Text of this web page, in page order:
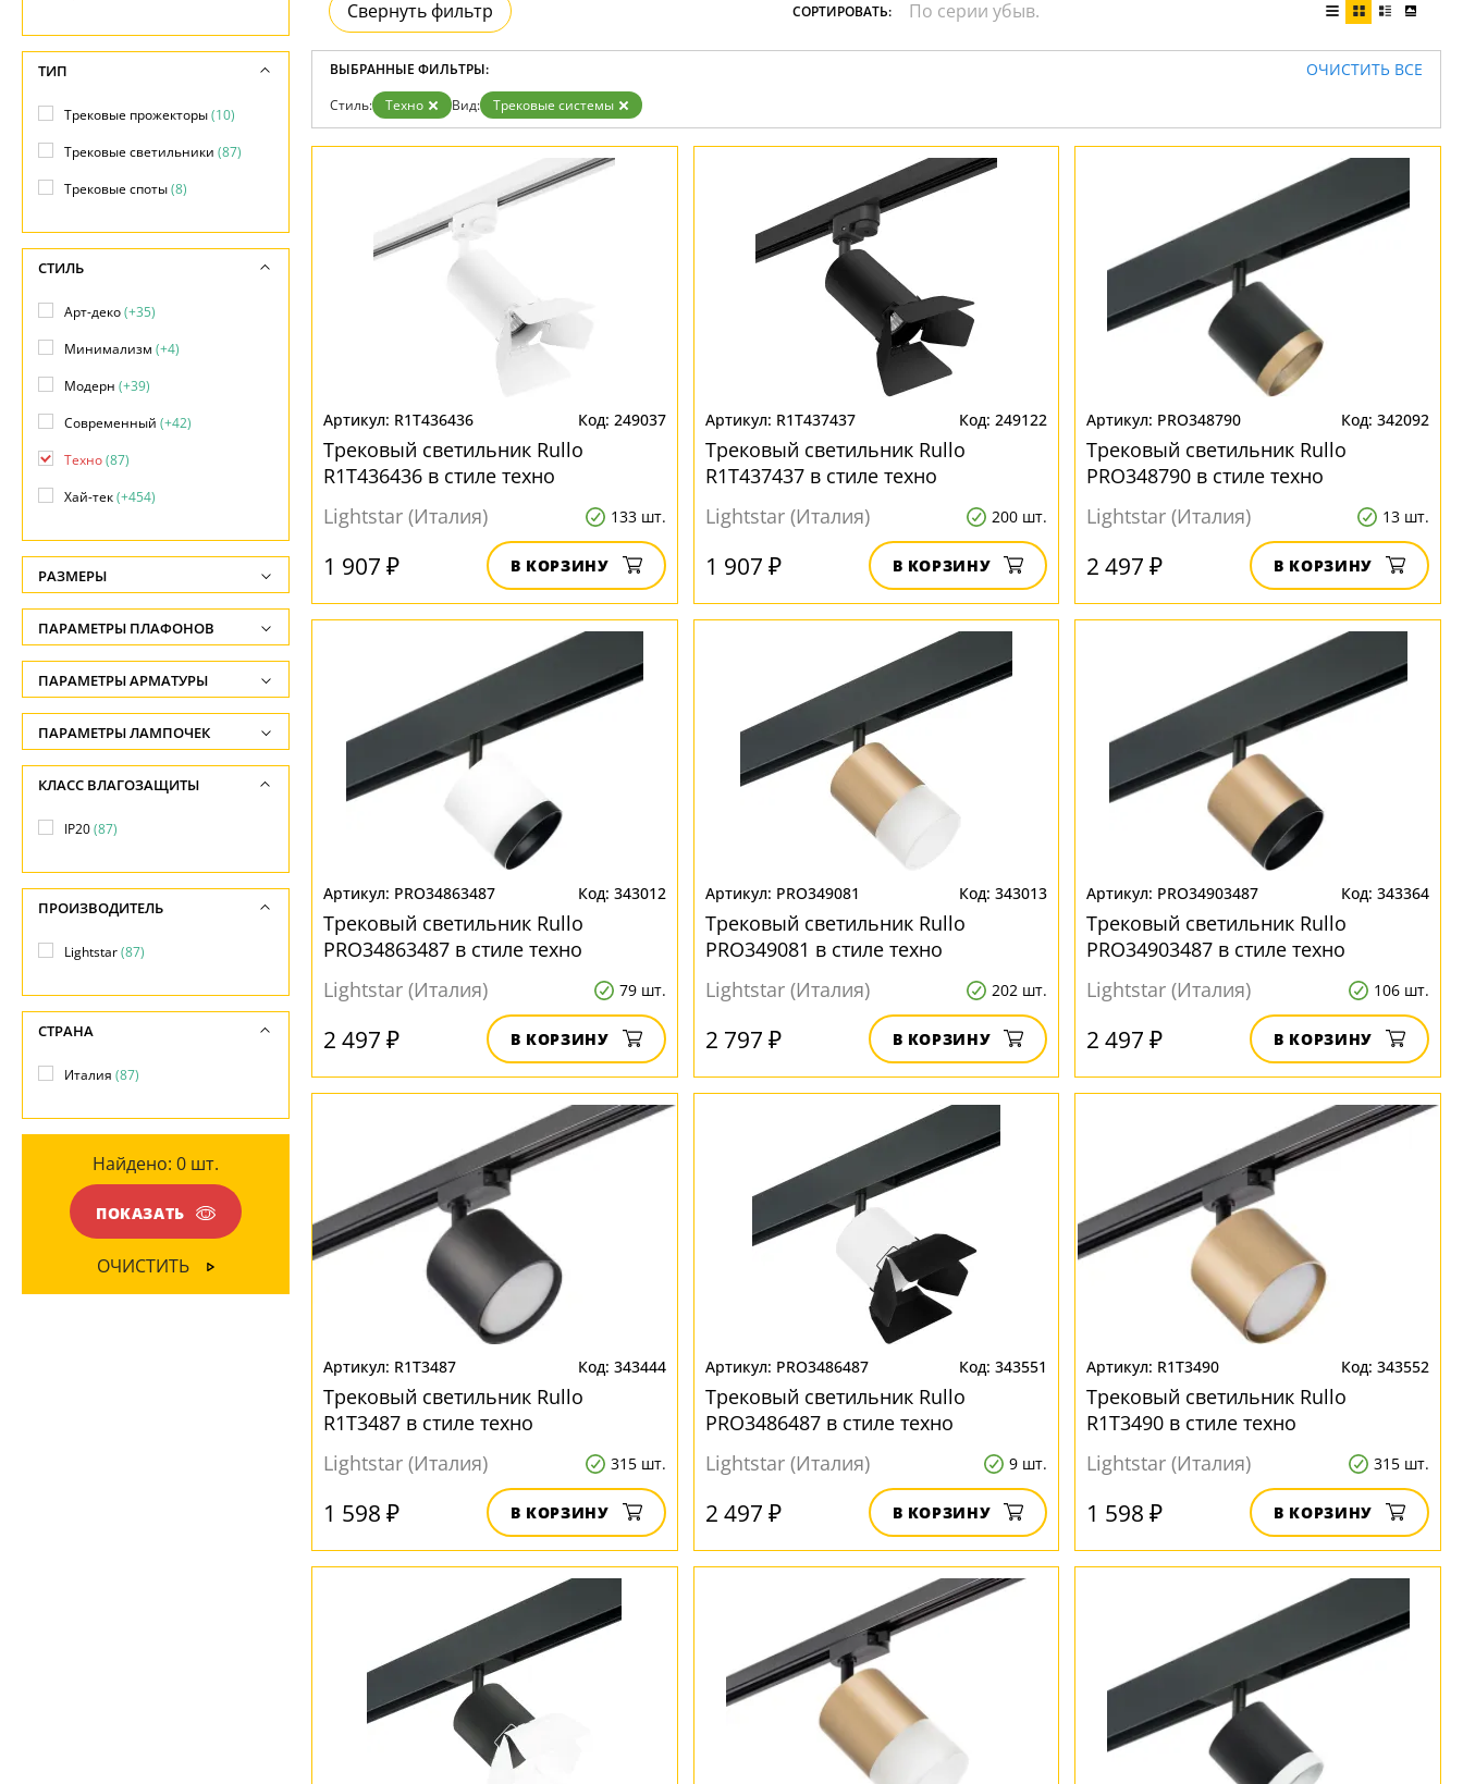
Гарантия
Возврат
Отзывы
Установка
Дизайнерам
Бренды
Контакты
Черные
Свернуть фильтр СОРТИРОВАТЬ:
ВЫБРАННЫЕ ФИЛЬТРЫ: ОЧИСТИТЬ ВСЕ
Стиль: Техно Вид: Трековые системы
R1T436436 249037
Трековый светильник Rullo
R1T436436 в стиле техно
Lightstar (Италия)
133 шт.
1 907 ₽ В КОРЗИНУ
R1T437437 249122
Трековый светильник Rullo
R1T437437 в стиле техно
Lightstar (Италия)
200 шт.
1 907 ₽ В КОРЗИНУ
PRO348790 342092
Трековый светильник Rullo
PRO348790 в стиле техно
Lightstar (Италия)
13 шт.
2 497 ₽ В КОРЗИНУ
PRO34863487 343012
Трековый светильник Rullo
PRO34863487 в стиле техно
Lightstar (Италия)
79 шт.
2 497 ₽ В КОРЗИНУ
PRO349081 343013
Трековый светильник Rullo
PRO349081 в стиле техно
Lightstar (Италия)
202 шт.
2 797 ₽ В КОРЗИНУ
PRO34903487 343364
Трековый светильник Rullo
PRO34903487 в стиле техно
Lightstar (Италия)
106 шт.
2 497 ₽ В КОРЗИНУ
R1T3487 343444
Трековый светильник Rullo
R1T3487 в стиле техно
Lightstar (Италия)
315 шт.
1 598 ₽ В КОРЗИНУ
PRO3486487 343551
Трековый светильник Rullo
PRO3486487 в стиле техно
Lightstar (Италия)
9 шт.
2 497 ₽ В КОРЗИНУ
R1T3490 343552
Трековый светильник Rullo
R1T3490 в стиле техно
Lightstar (Италия)
315 шт.
1 598 ₽ В КОРЗИНУ
ТИП
Трековые прожекторы(10)
Трековые светильники (87)
Трековые споты(8)
СТИЛЬ
Арт-деко(+35)
Минимализм (+4)
Модерн (+39)
Современный (+42)
Техно(87)
Хай-тек(+454)
РАЗМЕРЫ
Высота, см
-
Ширина, см
-
Диаметр, см
-
Длина, см
ПАРАМЕТРЫ ПЛАФОНОВ
ФОРМА ПЛАФОНА
Параллелепипед(1)
Полушар(8)
Прямоугольник(8)
Цилиндр
НАПРАВЛЕНИЕ
Вниз(81)
МАТЕРИАЛ
(18)
ЦВЕТ ПЛАФОНОВ
ПАРАМЕТРЫ АРМАТУРЫ
ЦВЕТ АРМАТУРЫ
Белый(10)
МАТЕРИАЛ
Металл(85)
Пластик(37)
ПОВЕРХНОСТЬ
ПАРАМЕТРЫ ЛАМПОЧЕК
Количество ламп
-
Общая мощность ламп
-
Напряжение
КЛАСС ВЛАГОЗАЩИТЫ
IP20(87)
ПРОИЗВОДИТЕЛЬ
Lightstar(87)
СТРАНА
Италия (87)
Найдено: 0 шт.
ПОКАЗАТЬ
ОЧИСТИТЬ